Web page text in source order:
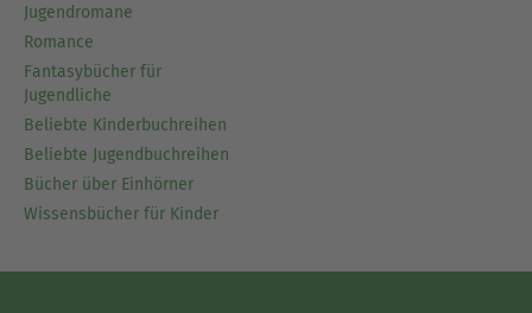
Jugendromane
Romance
Fantasybücher für
Jugendliche
Beliebte Kinderbuchreihen
Beliebte Jugendbuchreihen
Bücher über Einhörner
Wissensbücher für Kinder